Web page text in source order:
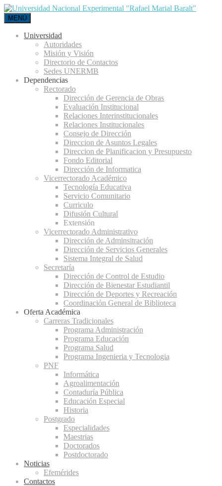
MENÚ
Universidad
Autoridades
Misión y Visión
Directorio de Contactos
Sedes UNERMB
Dependencias
Rectorado
Dirección de Gerencia de Obras
Evaluación Institucional
Relaciones Interinstitucionales
Relaciones Institucionales
Consejo de Dirección
Direccion de Asuntos Legales
Direccion de Planificacion y Presupuesto
Fondo Editorial
Dirección de Informatica
Vicerrectorado Académico
Tecnología Educativa
Servicio Comunitario
Curriculo
Difusión Cultural
Extensión
Vicerrectorado Administrativo
Dirección de Adminsitración
Dirección de Servicios Generales
Sistema Integral de Salud
Secretaría
Dirección de Control de Estudio
Dirección de Bienestar Estudiantil
Dirección de Deportes y Recreación
Coordinación General de Biblioteca
Oferta Académica
Carreras Tradicionales
Programa Administración
Programa Educación
Programa Salud
Programa Ingenieria y Tecnologia
PNF
Informática
Agroalimentación
Contaduría Pública
Educación Especial
Historia
Postgrado
Especialidades
Maestrias
Doctorados
Postdoctorado
Noticias
Efemérides
Contactos